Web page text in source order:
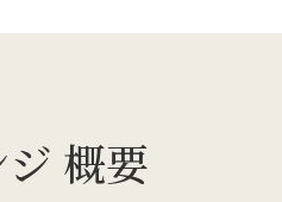
概要